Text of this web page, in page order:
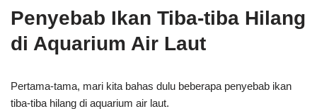
Penyebab Ikan Tiba-tiba Hilang
di Aquarium Air Laut
Pertama-tama, mari kita bahas dulu beberapa penyebab ikan
tiba-tiba hilang di aquarium air laut.